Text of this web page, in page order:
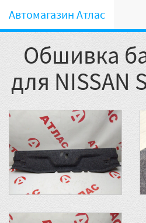
Автомагазин Атлас
Обшивка
для NISSAN